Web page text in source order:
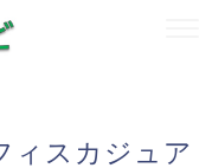
ィスカジュア